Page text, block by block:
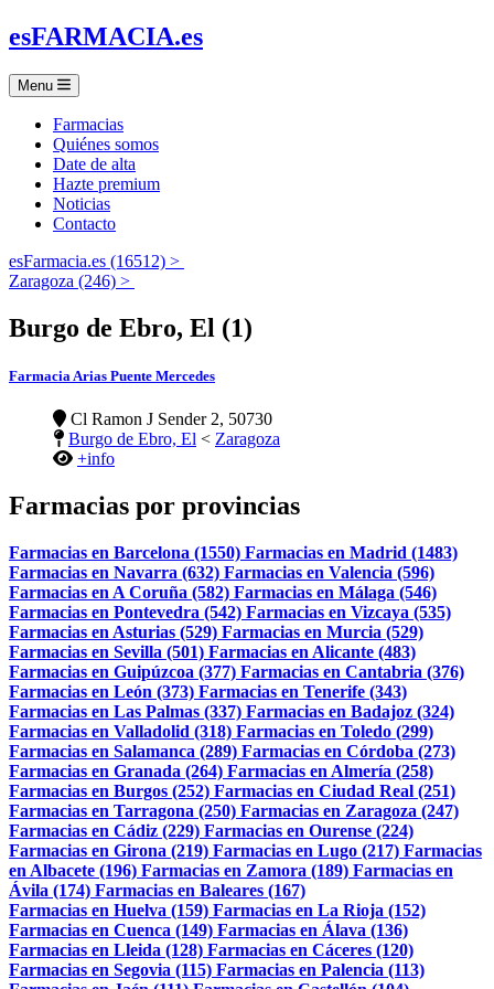
esFARMACIA.es
Menu
Farmacias
Quiénes somos
Date de alta
Hazte premium
Noticias
Contacto
esFarmacia.es (16512) >
Zaragoza (246) >
Burgo de Ebro, El (1)
Farmacia Arias Puente Mercedes
Cl Ramon J Sender 2, 50730
Burgo de Ebro, El < Zaragoza
+info
Farmacias por provincias
Farmacias en Barcelona (1550) Farmacias en Madrid (1483)
Farmacias en Navarra (632) Farmacias en Valencia (596)
Farmacias en A Coruña (582) Farmacias en Málaga (546)
Farmacias en Pontevedra (542) Farmacias en Vizcaya (535)
Farmacias en Asturias (529) Farmacias en Murcia (529)
Farmacias en Sevilla (501) Farmacias en Alicante (483)
Farmacias en Guipúzcoa (377) Farmacias en Cantabria (376)
Farmacias en León (373) Farmacias en Tenerife (343)
Farmacias en Las Palmas (337) Farmacias en Badajoz (324)
Farmacias en Valladolid (318) Farmacias en Toledo (299)
Farmacias en Salamanca (289) Farmacias en Córdoba (273)
Farmacias en Granada (264) Farmacias en Almería (258)
Farmacias en Burgos (252) Farmacias en Ciudad Real (251)
Farmacias en Tarragona (250) Farmacias en Zaragoza (247)
Farmacias en Cádiz (229) Farmacias en Ourense (224)
Farmacias en Girona (219) Farmacias en Lugo (217) Farmacias
en Albacete (196) Farmacias en Zamora (189) Farmacias en
Ávila (174) Farmacias en Baleares (167)
Farmacias en Huelva (159) Farmacias en La Rioja (152)
Farmacias en Cuenca (149) Farmacias en Álava (136)
Farmacias en Lleida (128) Farmacias en Cáceres (120)
Farmacias en Segovia (115) Farmacias en Palencia (113)